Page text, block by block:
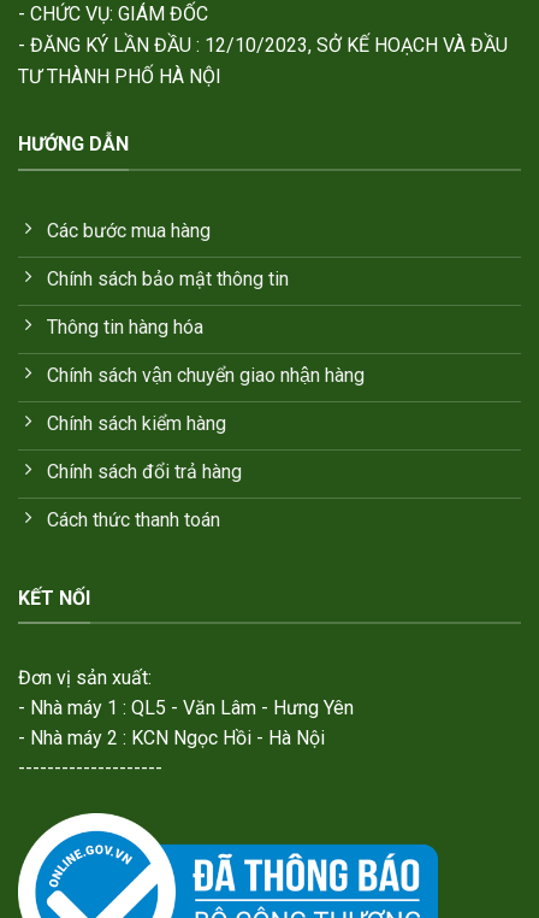
- CHỨC VỤ: GIÁM ĐỐC
- ĐĂNG KÝ LẦN ĐẦU : 12/10/2023, SỞ KẾ HOẠCH VÀ ĐẦU
TƯ THÀNH PHỐ HÀ NỘI
HƯỚNG DẪN
Các bước mua hàng
Chính sách bảo mật thông tin
Thông tin hàng hóa
Chính sách vận chuyển giao nhận hàng
Chính sách kiểm hàng
Chính sách đổi trả hàng
Cách thức thanh toán
KẾT NỐI
Đơn vị sản xuất:
- Nhà máy 1 : QL5 - Văn Lâm - Hưng Yên
- Nhà máy 2 : KCN Ngọc Hồi - Hà Nội
--------------------